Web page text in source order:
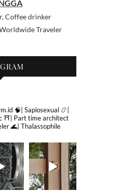
Coffee drinker
Traveler
🧠| Sapiosexual 📿|
⛩| Part time architect
🌊| Thalassophile